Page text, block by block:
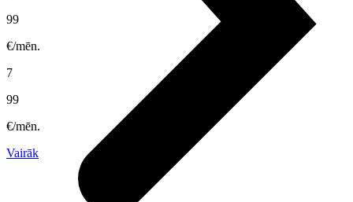
99
€/mēn.
7
99
€/mēn.
Vairāk